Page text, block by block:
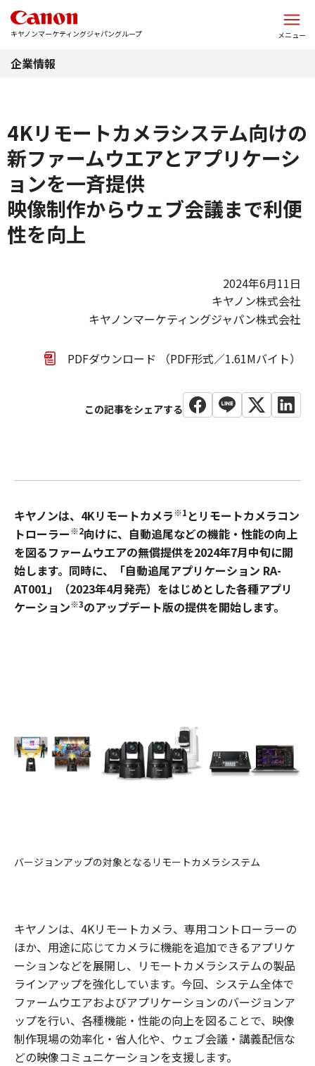
キヤノンマーケティングジャパングループ メニュー
企業情報
4Kリモートカメラシステム向けの
新ファームウエアとアプリケーシ
ョンを一斉提供
映像制作からウェブ会議まで利便
性を向上
2024年6月11日
キヤノン株式会社
キヤノンマーケティングジャパン株式会社
PDFダウンロード （PDF形式／1.61Mバイト）
キヤノンは、4Kリモートカメラ※1 とリモートカメラコン
トローラー※2向けに、自動追尾などの機能・性能の向上
を図るファームウエアの無償提供を2024年7月中旬に開
始します。同時に、「自動追尾アプリケーション RA-
AT001」（2023年4月発売）をはじめとした各種アプリ
ケーション※3のアップデート版の提供を開始します。
バージョンアップの対象となるリモートカメラシステム
キヤノンは、4Kリモートカメラ、専用コントローラーの
ほか、用途に応じてカメラに機能を追加できるアプリケ
ーションなどを展開し、リモートカメラシステムの製品
ラインアップを強化しています。今回、システム全体で
ファームウエアおよびアプリケーションのバージョンア
ップを行い、各種機能・性能の向上を図ることで、映像
制作現場の効率化・省人化や、ウェブ会議・講義配信な
どの映像コミュニケーションを支援します。